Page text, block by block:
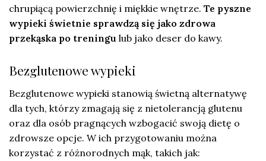
chrupiącą powierzchnię i miękkie wnętrze. Te pyszne
wypieki świetnie sprawdzą się jako zdrowa
przekąska po treningu lub jako deser do kawy.
Bezglutenowe wypieki
Bezglutenowe wypieki stanowią świetną alternatywę
dla tych, którzy zmagają się z nietolerancją glutenu
oraz dla osób pragnących wzbogacić swoją dietę o
zdrowsze opcje. W ich przygotowaniu można
korzystać z różnorodnych mąk, takich jak: